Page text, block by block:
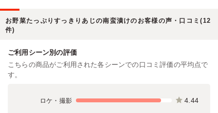
お野菜たっぷりすっきりあじの南蛮漬けのお客様の声・口コミ(12
件)
ご利用シーン別の評価
こちらの商品がご利用された各シーンでの口コミ評価の平均点で
す。
ロケ・撮影 4.44